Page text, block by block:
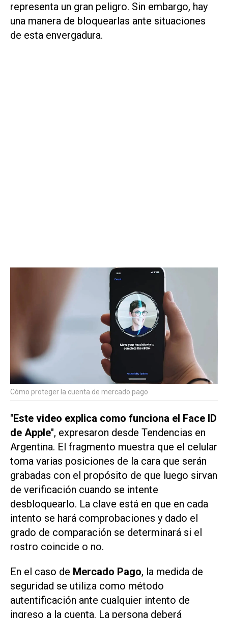
representa un gran peligro. Sin embargo, hay
una manera de bloquearlas ante situaciones
de esta envergadura.
Cómo proteger la cuenta de mercado pago
"Este video explica como funciona el Face ID
de Apple", expresaron desde Tendencias en
Argentina. El fragmento muestra que el celular
toma varias posiciones de la cara que serán
grabadas con el propósito de que luego sirvan
de verificación cuando se intente
desbloquearlo. La clave está en que en cada
intento se hará comprobaciones y dado el
grado de comparación se determinará si el
rostro coincide o no.
En el caso de Mercado Pago, la medida de
seguridad se utiliza como método
autentificación ante cualquier intento de
ingreso a la cuenta. La persona deberá